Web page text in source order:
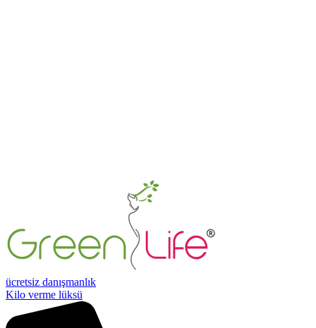
ücretsiz danışmanlık
Kilo verme lüksü